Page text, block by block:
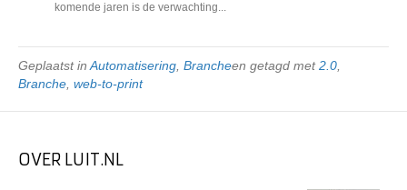
komende jaren is de verwachting...
Geplaatst in Automatisering Brancheen getagd met2.0
Branche web-to-print
OVER LUIT.NL